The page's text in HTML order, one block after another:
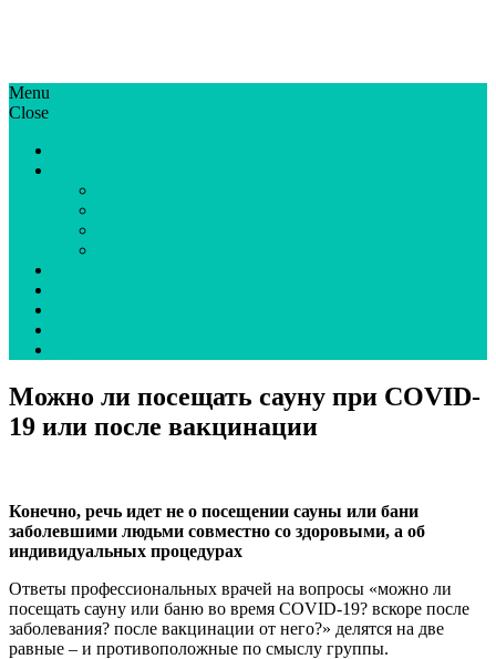
ГрипЮА: симптоми і лікування | Все про грип в Україні
Все про грип в Україні та Києві, профілактика грипу.
Menu
Close
Можно ли посещать сауну при СOVID-
19 или после вакцинации
Конечно, речь идет не о посещении сауны или бани
заболевшими людьми совместно со здоровыми, а об
индивидуальных процедурах
Ответы профессиональных врачей на вопросы «можно ли
посещать сауну или баню во время СOVID-19? вскоре после
заболевания? после вакцинации от него?» делятся на две
равные – и противоположные по смыслу группы.